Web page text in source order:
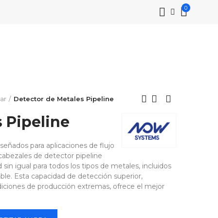
0
Detector de Metales Pipeline
Pipeline
para aplicaciones de flujo
de detector pipeline
igual para todos los tipos de metales, incluidos
Esta capacidad de detección superior,
de producción extremas, ofrece el mejor